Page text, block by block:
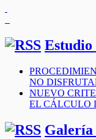
NO
NUEVO
EL CÁLCULO
Galería